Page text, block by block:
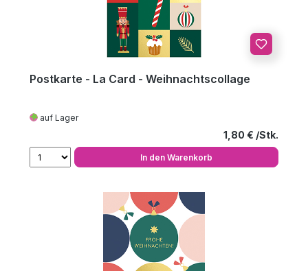
Postkarte - La Card - Weihnachtscollage
auf Lager
Regulärer
1,80 €
In den Warenkorb